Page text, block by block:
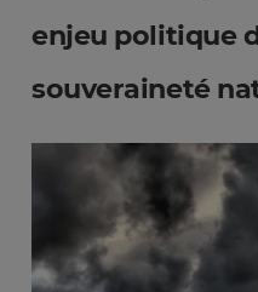
enjeu politique
souveraineté